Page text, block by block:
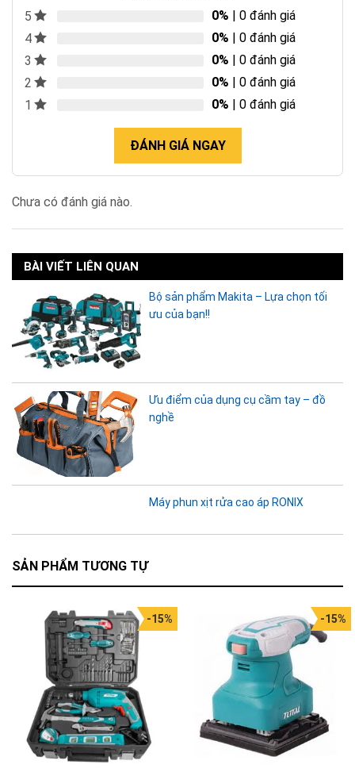
5 0% | 0 đánh giá
4
0% | 0 đánh giá
3
0% | 0 đánh giá
2
0% | 0 đánh giá
1
0% | 0 đánh giá
ĐÁNH GIÁ NGAY
Chưa có đánh giá nào.
BÀI VIẾT LIÊN QUAN
Bộ sản phẩm Makita – Lựa chọn tối
ưu của bạn!!
Ưu điểm của dụng cụ cầm tay – đồ
nghề
Máy phun xịt rửa cao áp RONIX
SẢN PHẨM TƯƠNG TỰ
-15% -15%